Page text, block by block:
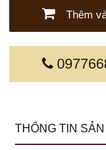
Thêm
THÔNG TIN